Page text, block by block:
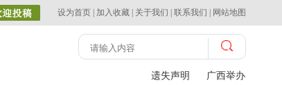
设为首页 加入收藏 关于我们 联系我们 网站地图
遗失声明 广西举办比赛探